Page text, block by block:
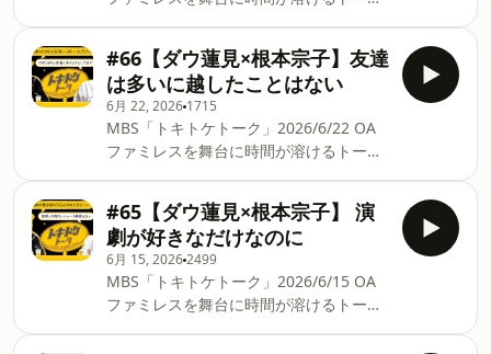
福谷圭祐 #匿名劇壇
る。背負うことが一番のダメージ。 毎週
月曜18:45~19:00
https://www.mbs1179.com/tokitoke/ ▽
番組X https://x.com/tokitoketalk ▽お便
りはこちら tktk@mbs1179.com #MBS
ラジオ #ラジオ #ダウ90000 #蓮見翔 #
長久允
はダウ90000蓮見翔×会社員で映画監督の
長久允。会社員でありながら映画監督を
していることから、二足の草鞋の芸人は
どうなのかというトーク。アイドルをや
りながら役者業や声優業ができるのはす
ごい。言いたくなかったセリフと言って
ほしかったセリフ。楽しいためだけに作
品を作れるか。演劇とコント、映画とコ
ント。 毎週月曜18:45~19:00
https://www.mbs1179.com/tokitoke/ ▽
番組X https://x.com/tokitoketalk ▽お便
りはこちら tktk@mbs1179.com #MBS
ラジオ #ラジオ #ダウ90000 #蓮見翔 #
長久允
#66【ダウ蓮見×根本宗子】友達
は多いに越したことはない
6月 22, 2026 1715
MBS「トキトケトーク」2026/6/22 OA
ファミレスを舞台に時間が溶けるトーク
はダウ90000蓮見翔×劇作家・演出家 根
本宗子。​再演舞台における固有名詞の意
味合い。女性同士の会話についてトー
ク。友達100人集められるか。芸人の結
婚が遅い理由。作家のメジャーデビュー
とは。劇作家の交流がない。 毎週月曜
18:45~19:00
#65【ダウ蓮見×根本宗子】 演
劇が好きなだけなのに
6月 15, 20262499
MBS「トキトケトーク」2026/6/15 OA
ファミレスを舞台に時間が溶けるトーク